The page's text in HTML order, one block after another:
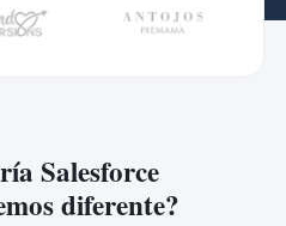
Salesforce
diferente?